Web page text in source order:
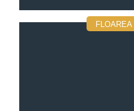
FLOAREA